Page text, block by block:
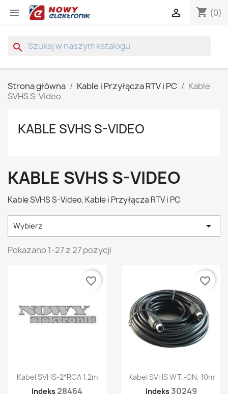
 shopping_cart (0)

search
Strona główna Kable i Przyłącza RTV i PC
Kable
SVHS S-Video
KABLE SVHS S-VIDEO
KABLE SVHS S-VIDEO
Kable SVHS S-Video, Kable i Przyłącza RTV i PC
Wybierz 
Pokazano 1-27 z 27 pozycji
Kabel SVHS-2*RCA 1.2m
Indeks 28464
favorite_border
Kabel SVHS WT.-GN. 10m
Indeks 30249
favorite_border